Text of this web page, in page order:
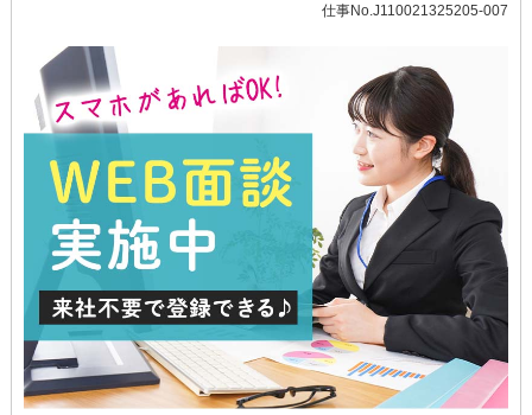
仕事No.J110021325205-007